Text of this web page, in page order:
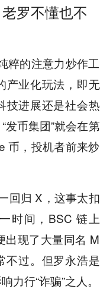
老罗不懂也不
粹的注意力炒作工
产业化玩法，即无
技进展还是社会热
发币集团”就会在第
币，投机者前来炒
回归 X，这事太扣
时间，BSC 链上
出现了大量同名 M
不过。但罗永浩是
行“诈骗”之人。